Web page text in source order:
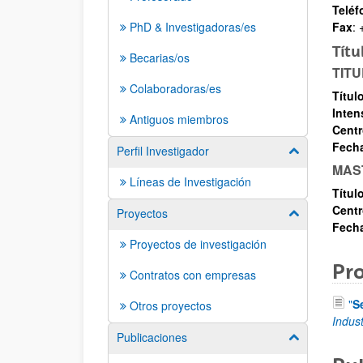
PhD & Investigadoras/es
Becarias/os
Colaboradoras/es
Antiguos miembros
Perfil Investigador
Mostrar/
Líneas de Investigación
Proyectos
Mostrar/
Proyectos de investigación
Contratos con empresas
Otros proyectos
Publicaciones
Mostrar/
Fax:
T
"